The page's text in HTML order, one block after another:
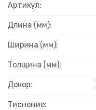
Артикул:
Длина (мм):
Ширина (мм):
Толщина (мм):
Декор:
Тиснение: